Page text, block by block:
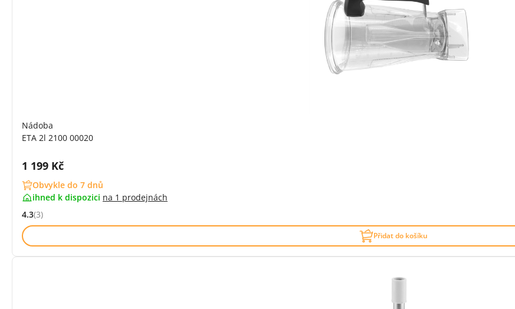
Nádoba
ETA 2l 2100 00020
Cena s DPH:
1 199 Kč
Obvykle do 7 dnů
ihned k dispozici na 1 prodejnách
Hodnocení: 4.3 z 5 (3 recenzí)
4.3(3)
Přidat do košíku